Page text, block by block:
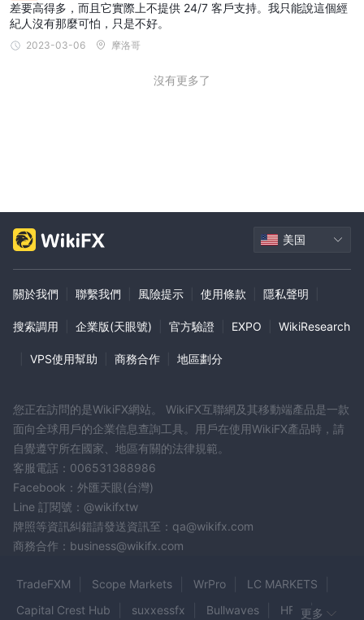
差要高得多，而且它實際上不提供 24/7 客戶支持。我只能說這個經
紀人沒有那麼可怕，只是不好。
2023-03-06 摩洛哥
沒有更多了
美国
關於我們 聯繫我們 風險提示 使用條款 隱私聲明
搜索調用 企業版(天眼號) 官方驗證 EXPO WikiResearch
VPS使用幫助 商務合作 地區劃分
您正在訪問的是WikiFX網站。 WikiFX互聯網及其移動端產品是一款
面向全球用戶的企業信息查詢工具。用戶在使用WikiFX產品時，請
自覺遵守所在國家、地區有關的法律規範。
客服電話：006531388986
Facebook：外匯天眼(台灣)
Line 訂閱號：@wikifxtw
牌照等資訊糾錯請發送資訊至：qa@wikifx.com
商務合作：business@wikifx.com
TradeFXM Scope Markets WrPro
LC MARKETS
Capital Crest Hub
suxxessfx Bullwaves HFX更多